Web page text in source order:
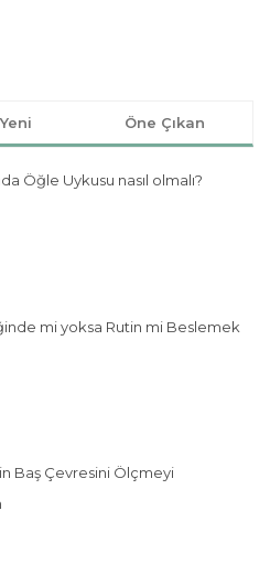
Yeni Öne Çıkan
Öğle Uykusu nasıl olmalı?
mi yoksa Rutin mi Beslemek
Baş Çevresini Ölçmeyi